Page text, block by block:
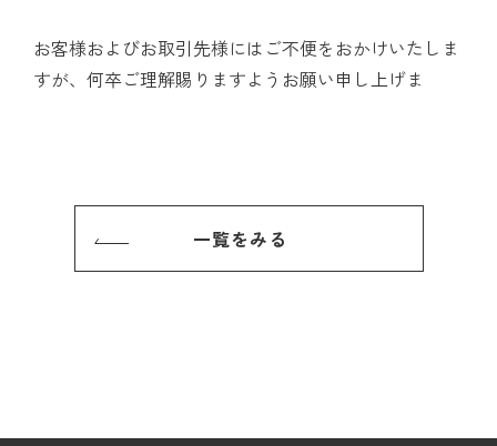
お客様およびお取引先様にはご不便をおかけいたしま
すが、何卒ご理解賜りますようお願い申し上げま
一覧をみる